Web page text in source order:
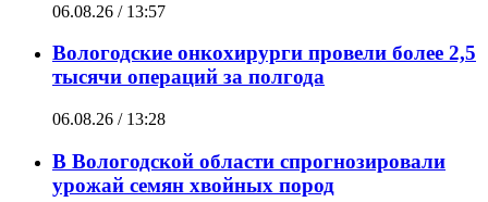
06.08.26 / 13:57
Вологодские онкохирурги провели более 2,5
тыcячи операций за полгода
06.08.26 / 13:28
В Вологодской области спрогнозировали
урожай семян хвойных пород